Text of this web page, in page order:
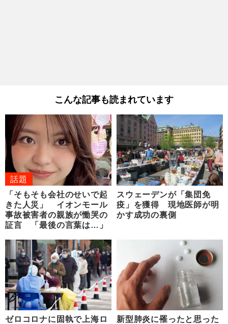
こんな記事も読まれています
話題
「そもそも会社のせいで起
きた人災」 イオンモール
事故被害者の親族が慟哭の
証言 「最後の言葉は…」
スウェーデンが「集団免
疫」を獲得 現地医師が明
かす成功の裏側
ゼロコロナに固執で上海ロ
新型肺炎に罹ったと思った